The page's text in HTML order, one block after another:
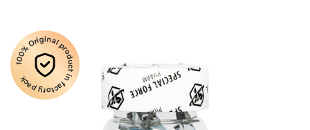
100% Original product in factory pack